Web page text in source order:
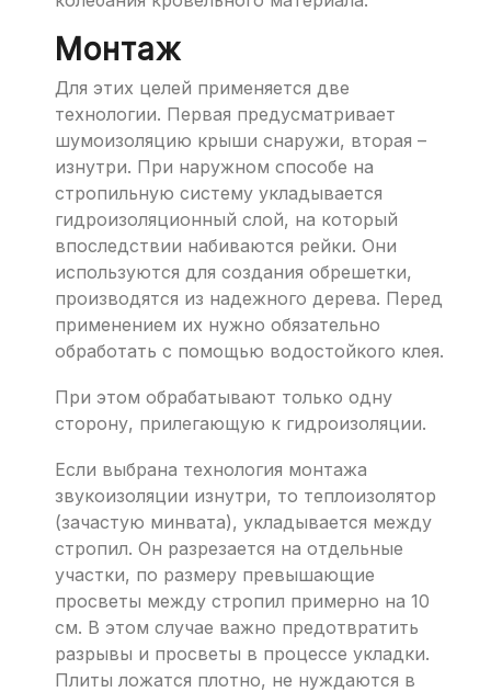
Монтаж
Для этих целей применяется две
технологии. Первая предусматривает
шумоизоляцию крыши снаружи, вторая –
изнутри. При наружном способе на
стропильную систему укладывается
гидроизоляционный слой, на который
впоследствии набиваются рейки. Они
используются для создания обрешетки,
производятся из надежного дерева. Перед
применением их нужно обязательно
обработать с помощью водостойкого клея.
При этом обрабатывают только одну
сторону, прилегающую к гидроизоляции.
Если выбрана технология монтажа
звукоизоляции изнутри, то теплоизолятор
(зачастую минвата), укладывается между
стропил. Он разрезается на отдельные
участки, по размеру превышающие
просветы между стропил примерно на 10
см. В этом случае важно предотвратить
разрывы и просветы в процессе укладки.
Плиты ложатся плотно, не нуждаются в